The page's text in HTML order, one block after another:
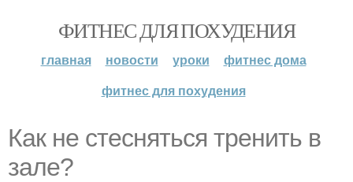
ФИТНЕС ДЛЯ ПОХУДЕНИЯ
главная новости уроки
фитнес дома
фитнес для похудения
Как не стесняться тренить в
зале?